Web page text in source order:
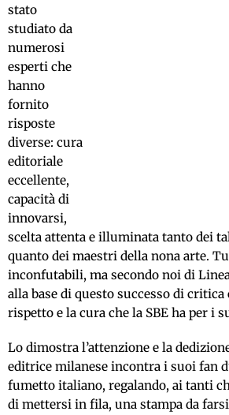
stato
studiato da
numerosi
esperti che
hanno
fornito
risposte
diverse: cura
editoriale
eccellente,
capacità di
innovarsi,
scelta attenta e illuminata tanto dei
quanto dei maestri della nona arte.
inconfutabili, ma secondo noi di
alla base di questo successo di
rispetto e la cura che la SBE ha per i
Lo dimostra l’attenzione e la
editrice milanese incontra i suoi fan
fumetto italiano, regalando, ai tanti
di mettersi in fila, una stampa da